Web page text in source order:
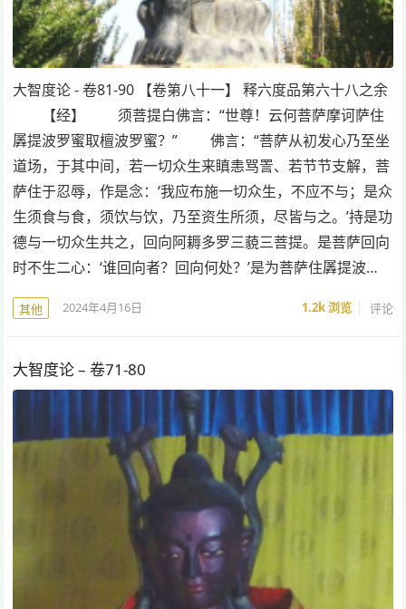
大智度论 - 卷81-90 【卷第八十一】 释六度品第六十八之余
【经】 须菩提白佛言：“世尊！云何菩萨摩诃萨住
羼提波罗蜜取檀波罗蜜？” 佛言：“菩萨从初发心乃至坐
道场，于其中间，若一切众生来瞋恚骂詈、若节节支解，菩
萨住于忍辱，作是念：‘我应布施一切众生，不应不与；是众
生须食与食，须饮与饮，乃至资生所须，尽皆与之。’持是功
德与一切众生共之，回向阿耨多罗三藐三菩提。是菩萨回向
时不生二心：‘谁回向者？回向何处？’是为菩萨住羼提波…
其他 2024年4月16日 1.2k浏览 评论
大智度论 – 卷71-80